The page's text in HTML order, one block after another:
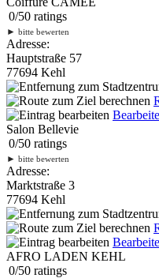
0/50 ratings
► bitte bewerten
Adresse:
Hauptstraße 57
77694 Kehl
Salon Bellevie
0/50 ratings
► bitte bewerten
Adresse:
Marktstraße 3
77694 Kehl
AFRO LADEN KEHL
0/50 ratings